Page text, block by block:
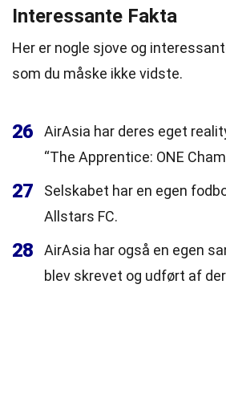
Interessante Fakta
Her er nogle sjove og
som du måske ikke vidste.
26
AirAsia har deres eget
“The Apprentice: ONE
27
Selskabet har en egen
Allstars FC.
28
AirAsia har også en egen
blev skrevet og udført af